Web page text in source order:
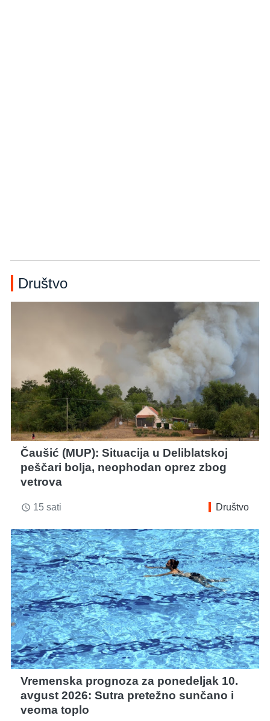
Društvo
Čaušić (MUP): Situacija u Deliblatskoj
peščari bolja, neophodan oprez zbog
vetrova
access_time 15 sati Društvo
Vremenska prognoza za ponedeljak 10.
avgust 2026: Sutra pretežno sunčano i
veoma toplo